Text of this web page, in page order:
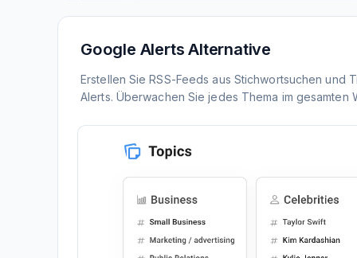
Google Alerts Alternative
Erstellen Sie RSS-Feeds aus Stichwortsuchen und
Alerts. Überwachen Sie jedes Thema im gesamten